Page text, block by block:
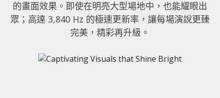
的畫面效果。即使在明亮大型場地中，也能耀眼出
眾；高達 3,840 Hz 的極速更新率，讓每場演說更臻
完美，精彩再升級。